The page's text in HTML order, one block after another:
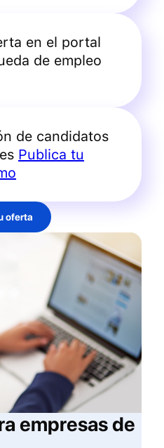
en el portal
de empleo
de candidatos
Publica tu
oferta
empresas de